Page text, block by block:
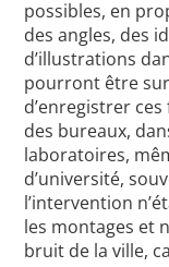
possibles, en
des angles, des
d’illustrations
pourront être
d’enregistrer
des bureaux,
laboratoires,
d’université,
l’intervention
les montages et
bruit de la ville,